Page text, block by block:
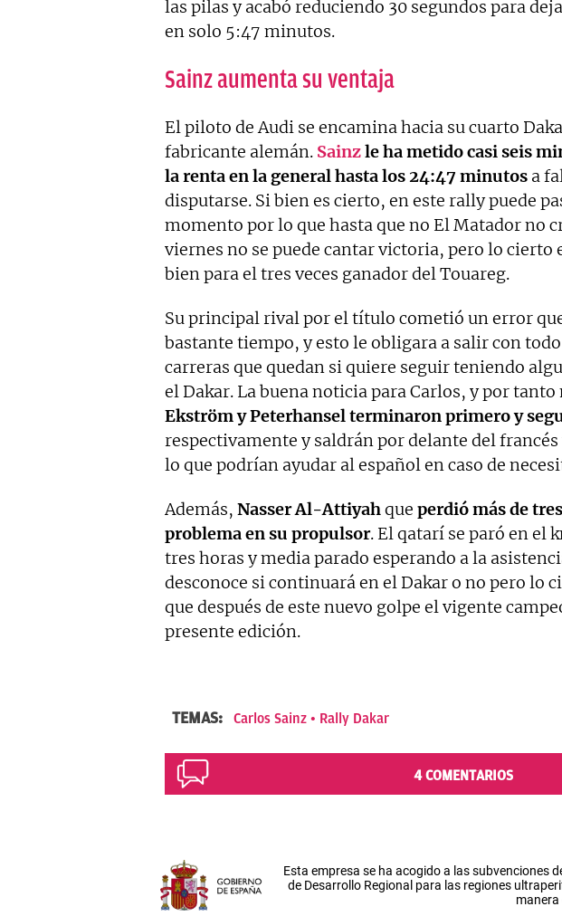
las pilas y acabó reduciendo 30 segundos para
en solo 5:47 minutos.
Sainz aumenta su ventaja
El piloto de Audi se encamina hacia su cuarto
fabricante alemán. Sainzle ha metido casi seis
la renta en la general hasta los 24:47 minutos a
disputarse. Si bien es cierto, en este rally puede
momento por lo que hasta que no El Matador no
viernes no se puede cantar victoria, pero lo cierto
bien para el tres veces ganador del Touareg.
Su principal rival por el título cometió un error
bastante tiempo, y esto le obligara a salir con
carreras que quedan si quiere seguir teniendo
el Dakar. La buena noticia para Carlos, y por tanto
Ekström y Peterhansel terminaron primero y
respectivamente y saldrán por delante del
lo que podrían ayudar al español en caso de
Además, Nasser Al-Attiyahque perdió más de
problema en su propulsor. El qatarí se paró en el
tres horas y media parado esperando a la
desconoce si continuará en el Dakar o no pero lo
que después de este nuevo golpe el vigente
presente edición.
TEMAS: Carlos Sainz Rally Dakar
4COMENTARIOS
Esta empresa se ha acogido a las subvenciones
de Desarrollo Regional para las regiones
manera